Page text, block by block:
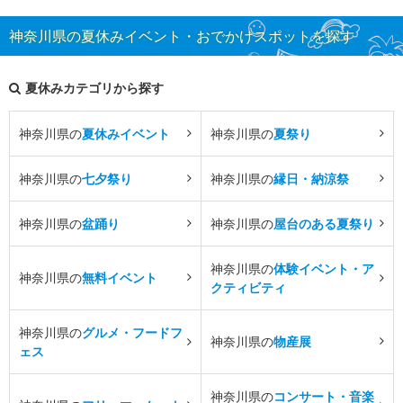
神奈川県の夏休みイベント・おでかけスポットを探す
夏休みカテゴリから探す
神奈川県の夏休みイベント 神奈川県の夏祭り
神奈川県の七夕祭り 神奈川県の縁日・納涼祭
神奈川県の盆踊り 神奈川県の屋台のある夏祭り
神奈川県の無料イベント
神奈川県の体験イベント・ア
クティビティ
神奈川県のグルメ・フードフ
ェス
神奈川県の物産展
神奈川県のコンサート・音楽